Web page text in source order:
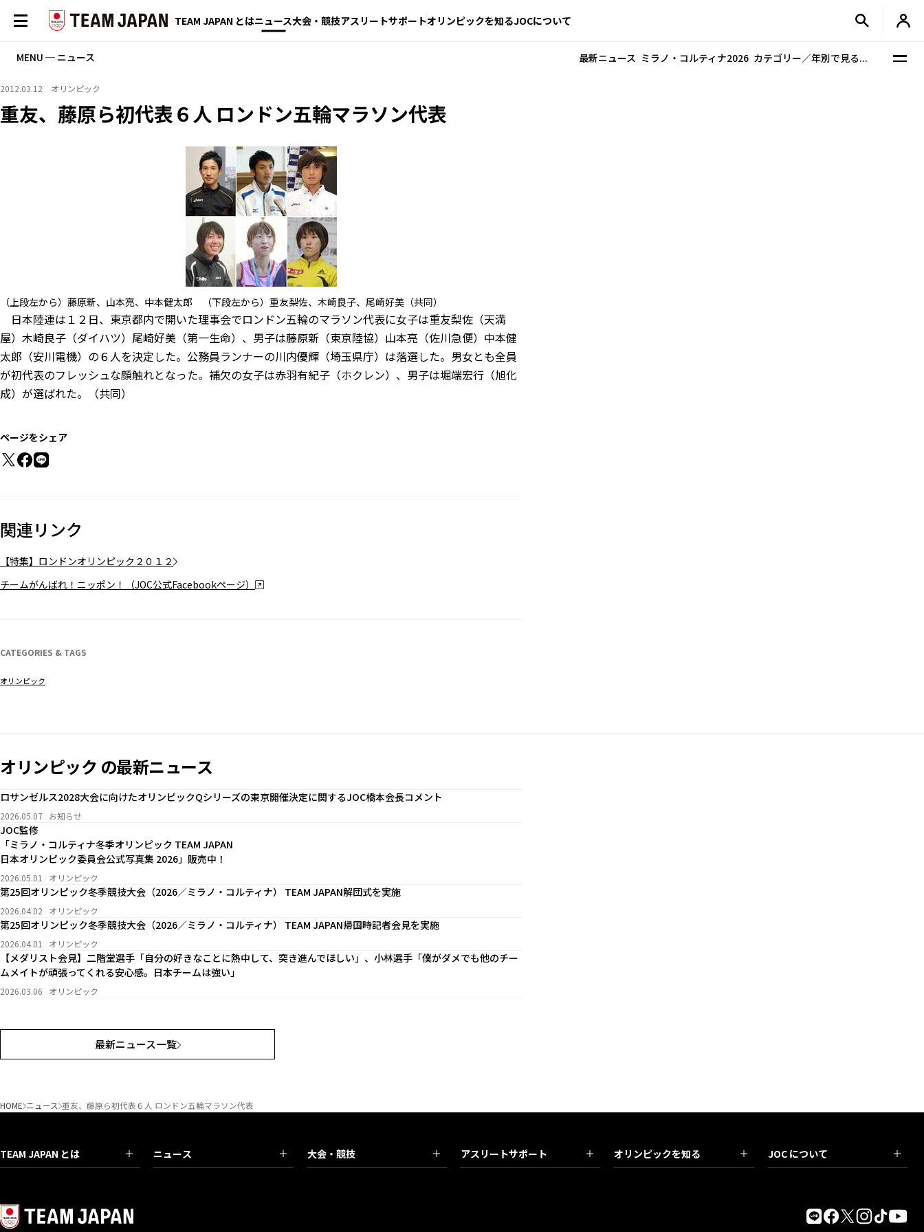
TEAM JAPAN とはニュース大会・競技アスリートサポートオリンピックを知るJOCについて
MENU ─ ニュース 最新ニュース ミラノ・コルティナ2026 カテゴリー／年別で見る...
2012.03.12 オリンピック
重友、藤原ら初代表６人 ロンドン五輪マラソン代表
（上段左から）藤原新、山本亮、中本健太郎 （下段左から）重友梨佐、木崎良子、尾崎好美（共同）
日本陸連は１２日、東京都内で開いた理事会でロンドン五輪のマラソン代表に女子は重友梨佐（天満
屋）木崎良子（ダイハツ）尾崎好美（第一生命）、男子は藤原新（東京陸協）山本亮（佐川急便）中本健
太郎（安川電機）の６人を決定した。公務員ランナーの川内優輝（埼玉県庁）は落選した。男女とも全員
が初代表のフレッシュな顔触れとなった。補欠の女子は赤羽有紀子（ホクレン）、男子は堀端宏行（旭化
成）が選ばれた。（共同）
ページをシェア
関連リンク
【特集】ロンドンオリンピック２０１２
チームがんばれ！ニッポン！（JOC公式Facebookページ）
CATEGORIES & TAGS
オリンピック
オリンピック の最新ニュース
ロサンゼルス2028大会に向けたオリンピックQシリーズの東京開催決定に関するJOC橋本会長コメント
2026.05.07 お知らせ
JOC監修
「ミラノ・コルティナ冬季オリンピック TEAM JAPAN
日本オリンピック委員会公式写真集 2026」販売中！
2026.05.01 オリンピック
第25回オリンピック冬季競技大会（2026／ミラノ・コルティナ） TEAM JAPAN解団式を実施
2026.04.02 オリンピック
第25回オリンピック冬季競技大会（2026／ミラノ・コルティナ） TEAM JAPAN帰国時記者会見を実施
2026.04.01 オリンピック
【メダリスト会見】二階堂選手「自分の好きなことに熱中して、突き進んでほしい」、小林選手「僕がダメでも他のチー
ムメイトが頑張ってくれる安心感。日本チームは強い」
2026.03.06 オリンピック
最新ニュース一覧
HOME ニュース 重友、藤原ら初代表６人 ロンドン五輪マラソン代表
TEAM JAPAN とは ニュース 大会・競技 アスリートサポート オリンピックを知る JOC について